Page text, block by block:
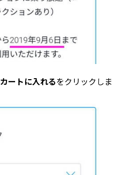
カートに入れるをクリックしま